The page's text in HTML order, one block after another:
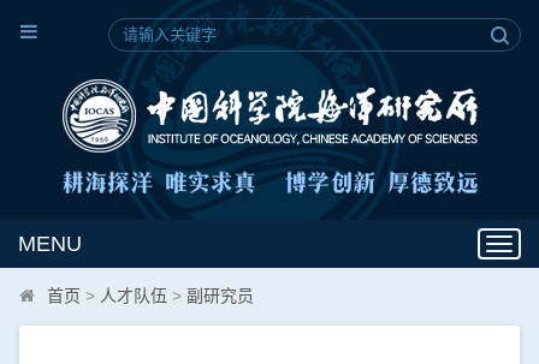
MENU
首页 > 人才队伍 > 副研究员